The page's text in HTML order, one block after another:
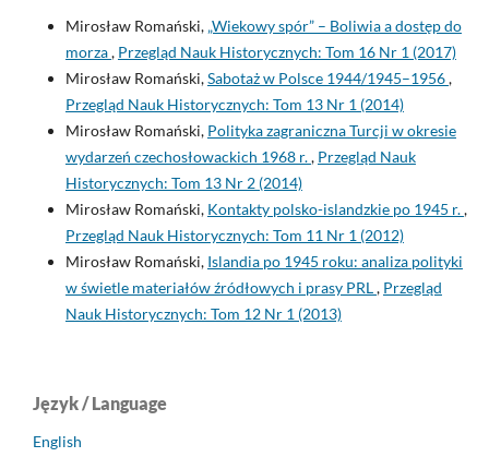
Mirosław Romański, „Wiekowy spór” – Boliwia a dostęp do
morza, Przegląd Nauk Historycznych: Tom 16 Nr 1 (2017)
Mirosław Romański,Sabotaż w Polsce 1944/1945–1956,
Przegląd Nauk Historycznych: Tom 13 Nr 1 (2014)
Mirosław Romański, Polityka zagraniczna Turcji w okresie
wydarzeń czechosłowackich 1968 r., Przegląd Nauk
Historycznych: Tom 13 Nr 2 (2014)
Mirosław Romański, Kontakty polsko-islandzkie po 1945 r.,
Przegląd Nauk Historycznych: Tom 11 Nr 1 (2012)
Mirosław Romański, Islandia po 1945 roku: analiza polityki
w świetle materiałów źródłowych i prasy PRL, Przegląd
Nauk Historycznych: Tom 12 Nr 1 (2013)
Język / Language
English